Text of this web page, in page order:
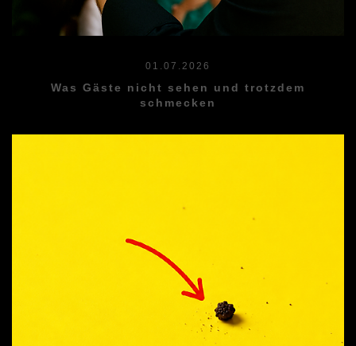
01.07.2026
Was Gäste nicht sehen und trotzdem
schmecken